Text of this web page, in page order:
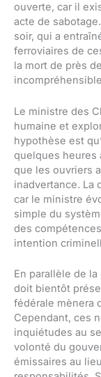
ouverte, car il
acte de
soir, qui a
ferroviaires de
la mort de près
Le ministre des
humaine et
hypothèse est
quelques heures
que les ouvriers
inadvertance. La
car le ministre
simple du
des
intention
En parallèle de
doit bientôt
fédérale mènera
Cependant, ces
inquiétudes au
volonté du
émissaires au